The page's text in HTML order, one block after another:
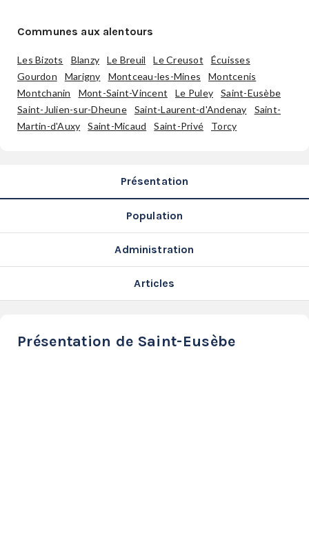
SERVICES
LA
GAZETTE
connecter
Communes aux alentours
Les Bizots Blanzy Le Breuil Le Creusot
Écuisses
Gourdon
Marigny Montceau-les-Mines
Montcenis
Montchanin
Mont-Saint-Vincent Le Puley
Saint-Eusèbe
Saint-Julien-sur-Dheune
Saint-Laurent-d'Andenay
Saint-
Martin-d'Auxy
Saint-Micaud Saint-Privé Torcy
Présentation
Population
Administration
Articles
Présentation de Saint-Eusèbe